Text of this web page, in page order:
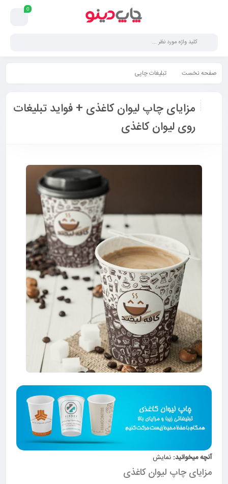
0
صفحه نخست تبلیغات چاپی
مزایای چاپ لیوان کاغذی + فواید تبلیغات
روی لیوان کاغذی
آنچه میخوانید: نمایش
مزایای چاپ لیوان کاغذی